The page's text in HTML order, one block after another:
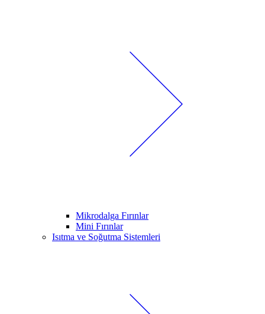
Mikrodalga Fırınlar
Mini Fırınlar
Isıtma ve Soğutma Sistemleri